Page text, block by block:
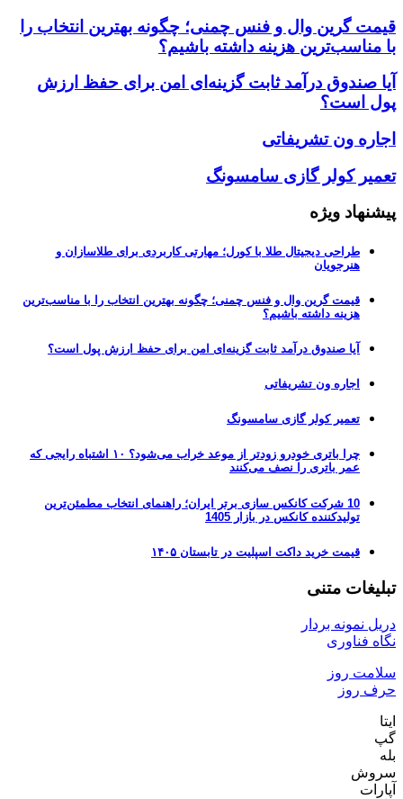
قیمت گرین وال و فنس چمنی؛ چگونه بهترین انتخاب را
با مناسب‌ترین هزینه داشته باشیم؟
آیا صندوق درآمد ثابت گزینه‌ای امن برای حفظ ارزش
پول است؟
اجاره ون تشریفاتی
تعمیر کولر گازی سامسونگ
پیشنهاد ویژه
طراحی دیجیتال طلا با کورل؛ مهارتی کاربردی برای طلاسازان و
هنرجویان
قیمت گرین وال و فنس چمنی؛ چگونه بهترین انتخاب را با مناسب‌ترین
هزینه داشته باشیم؟
آیا صندوق درآمد ثابت گزینه‌ای امن برای حفظ ارزش پول است؟
اجاره ون تشریفاتی
تعمیر کولر گازی سامسونگ
چرا باتری خودرو زودتر از موعد خراب می‌شود؟ ۱۰ اشتباه رایجی که
عمر باتری را نصف می‌کنند
10 شرکت کانکس سازی برتر ایران؛ راهنمای انتخاب مطمئن‌ترین
تولیدکننده کانکس در بازار 1405
قیمت خرید داکت اسپلیت در تابستان ۱۴۰۵
تبلیغات متنی
دریل نمونه بردار
نگاه فناوری
سلامت روز
حرف روز
ایتا
گپ
بله
سروش
آپارات